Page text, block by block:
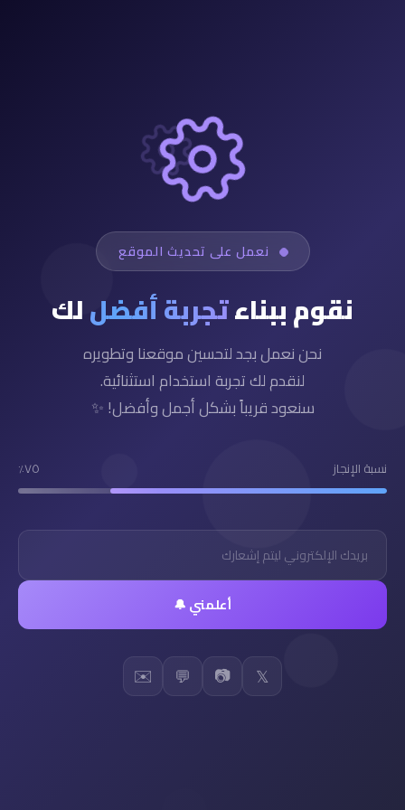
نعمل على تحديث الموقع
نقوم ببناءتجربة أفضللك
نحن نعمل بجد لتحسين موقعنا وتطويره
لنقدم لك تجربة استخدام استثنائية.
سنعود قريباً بشكل أجمل وأفضل! ✨
نسبة الإنجاز ٧٥٪
أعلمني 🔔
𝕏
📷
💬
✉️